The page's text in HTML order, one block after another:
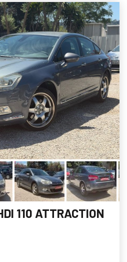
110 ATTRACTION